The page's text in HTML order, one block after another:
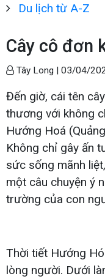
Du lịch từ A-Z
Cây cô đơn
Tây Long | 03/04/
Đến giờ, cái tên
thương với không
Hướng Hoá
Không chỉ gây ấn
sức sống mãnh
một câu chuyện ý
trường của con
Thời tiết Hướng
lòng người. Dưới